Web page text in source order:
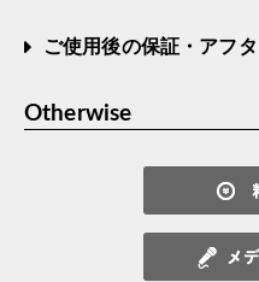
ご使用後の保証・アフ
Otherwise